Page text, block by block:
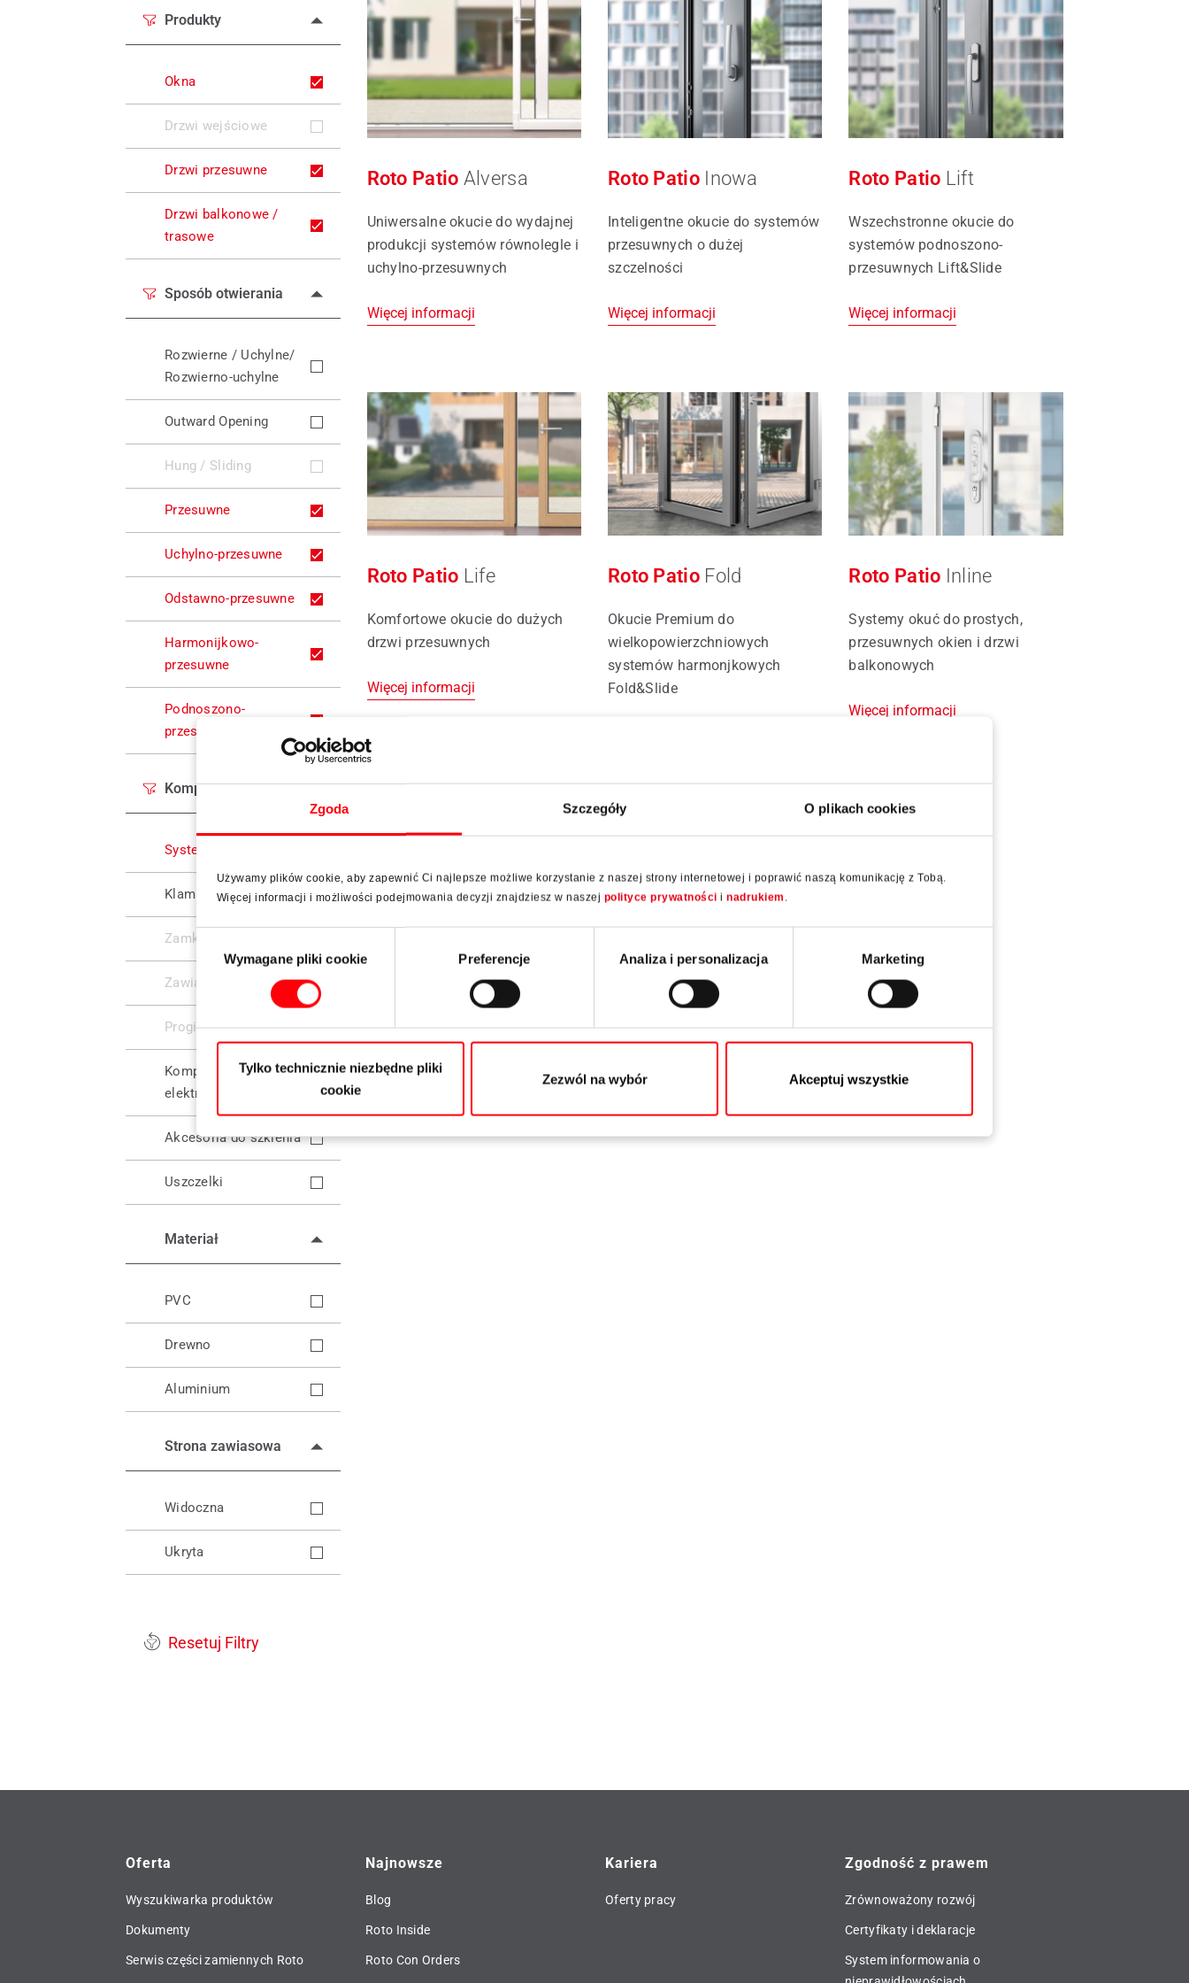
Zgoda Szczegóły O plikach cookies
Używamy plików cookie, aby zapewnić Ci najlepsze możliwe korzystanie z naszej strony internetowej i poprawić naszą komunikację z Tobą.
Więcej informacji i możliwości podejmowania decyzji znajdziesz w naszej polityce prywatności i nadrukiem .
Wybór
zgodyWymagane pliki cookie Preferencje Analiza i personalizacja Marketing
Tylko technicznie niezbędne pliki
cookie
Zezwól na wybór Akceptuj wszystkie
Części zamienne do okien Okna dachowe
Nowości produktowe PI
Serwis części zamiennych Roto
Serwis okien i drzwi
Produkty
Okna
Drzwi wejściowe
Drzwi przesuwne
Drzwi balkonowe /
trasowe
Sposób otwierania
Rozwierne / Uchylne/
Rozwierno-uchylne
Outward Opening
Hung / Sliding
Przesuwne
Uchylno-przesuwne
Odstawno-przesuwne
Harmonijkowo-
przesuwne
Podnoszono-
przesuwne
Komponenty
Systemy okuć
Klamki
Zamki wielopunktowe
Zawiasy
Progi
Komponenty
elektroniczne
Akcesoria do szklenia
Uszczelki
Materiał
PVC
Drewno
Aluminium
Strona zawiasowa
Widoczna
Ukryta
Resetuj Filtry
Roto Patio Alversa
Uniwersalne okucie do wydajnej
produkcji systemów równolegle i
uchylno-przesuwnych
Więcej informacji
Roto Patio Inowa
Inteligentne okucie do systemów
przesuwnych o dużej
szczelności
Więcej informacji
Roto Patio Lift
Wszechstronne okucie do
systemów podnoszono-
przesuwnych Lift&Slide
Więcej informacji
Roto Patio Life
Komfortowe okucie do dużych
drzwi przesuwnych
Więcej informacji
Roto Patio Fold
Okucie Premium do
wielkopowierzchniowych
systemów harmonjkowych
Fold&Slide
Roto Patio Inline
Systemy okuć do prostych,
przesuwnych okien i drzwi
balkonowych
Więcej informacji
Oferta
Wyszukiwarka produktów
Dokumenty
Serwis części zamiennych Roto
Najnowsze
Blog
Roto Inside
Roto Con Orders
Kariera
Oferty pracy
Zgodność z prawem
Zrównoważony rozwój
Certyfikaty i deklaracje
System informowania o